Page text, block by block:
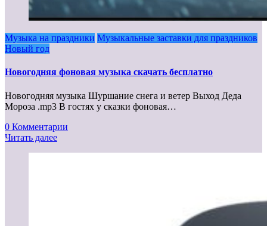
Музыка на праздники Музыкальные заставки для праздников
Новый год
Новогодняя фоновая музыка скачать бесплатно
Новогодняя музыка Шуршание снега и ветер Выход Деда
Мороза .mp3 В гостях у сказки фоновая…
0 Комментарии
Читать далее